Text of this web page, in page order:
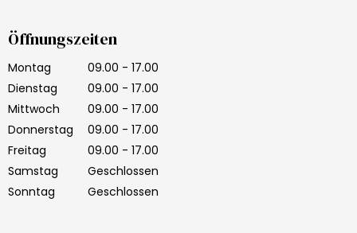
Öffnungszeiten
Montag
09.00 - 17.00
Dienstag
09.00 - 17.00
Mittwoch
09.00 - 17.00
Donnerstag
09.00 - 17.00
Freitag
09.00 - 17.00
Samstag
Geschlossen
Sonntag
Geschlossen